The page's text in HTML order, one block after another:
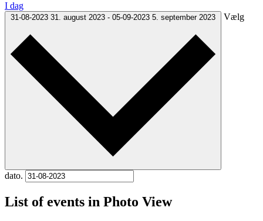
I dag
31-08-2023 31. august 2023 - 05-09-2023 5. september 2023 Vælg
dato.
List of events in Photo View